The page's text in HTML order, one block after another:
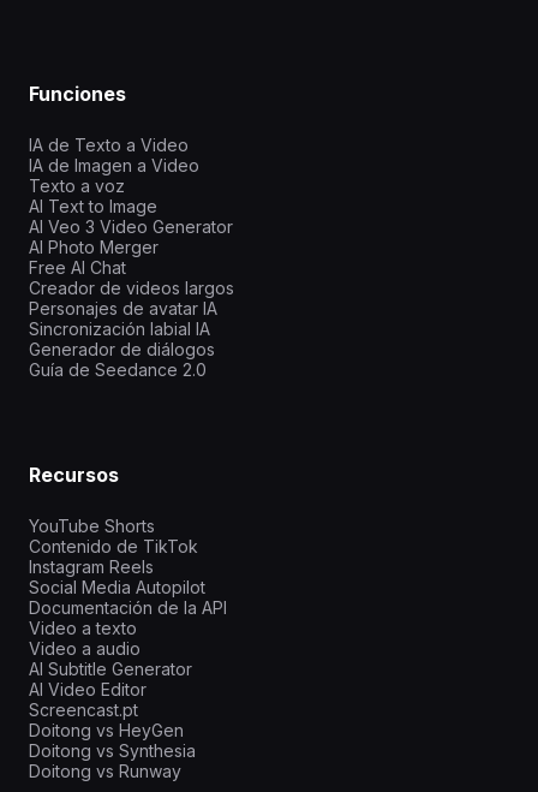
Funciones
IA de Texto a Video
IA de Imagen a Video
Texto a voz
AI Text to Image
AI Veo 3 Video Generator
AI Photo Merger
Free AI Chat
Creador de videos largos
Personajes de avatar IA
Sincronización labial IA
Generador de diálogos
Guía de Seedance 2.0
Recursos
YouTube Shorts
Contenido de TikTok
Instagram Reels
Social Media Autopilot
Documentación de la API
Video a texto
Video a audio
AI Subtitle Generator
AI Video Editor
Screencast.pt
Doitong vs HeyGen
Doitong vs Synthesia
Doitong vs Runway